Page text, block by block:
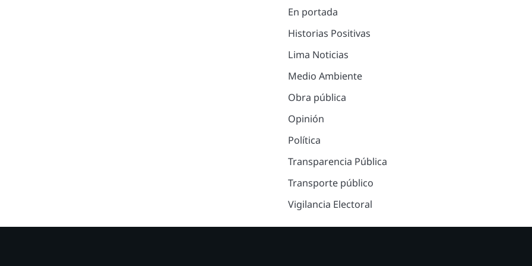
En portada
Historias Positivas
Lima Noticias
Medio Ambiente
Obra pública
Opinión
Política
Transparencia Pública
Transporte público
Vigilancia Electoral